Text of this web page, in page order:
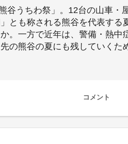
谷うちわ祭」。12台の山車・
とも称される熊谷を代表す
。一方で近年は、警備・熱
の熊谷の夏にも残していくた
コメント